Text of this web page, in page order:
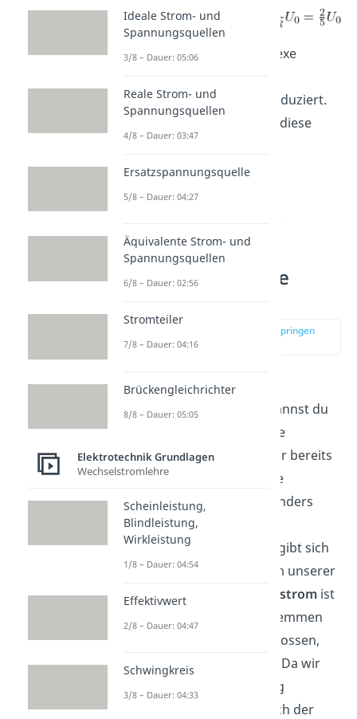
Damit hast du eine komplexe
Ersatzspannungsquelle
reduziert.
Zusammengefasst gilt für diese
Schaltung also.
Ersatzstromquelle
zur Stelle im Video springen
(03:34)
Alternativ zur
Ersatzspannungsquelle
kannst du
auch die Ersatzstromquelle
bestimmen. Wenn du zuvor bereits
die Ersatzspannungsquelle
bestimmt hast, ist es besonders
einfach. Der Strom der
Ersatzspannungsquelle ergibt sich
aus dem Kurzschlussstrom unserer
Schaltung. Der
Kurschlussstromist
der Strom, der über die Klemmen
fließt, wenn sie kurzgeschlossen,
also ideal verbunden sind. Da wir
bereits die Ersatzschaltung
bestimmt haben, ergibt sich der
Ideale Strom- und
Spannungsquellen
3/8 – Dauer: 05:06
Reale Strom- und
Spannungsquellen
4/8 – Dauer: 03:47
Ersatzspannungsquelle
5/8 – Dauer: 04:27
Äquivalente Strom- und
Spannungsquellen
6/8 – Dauer: 02:56
Stromteiler
7/8 – Dauer: 04:16
Brückengleichrichter
8/8 – Dauer: 05:05
Elektrotechnik Grundlagen
Wechselstromlehre
Scheinleistung,
Blindleistung,
Wirkleistung
1/8 – Dauer: 04:54
Effektivwert
2/8 – Dauer: 04:47
Schwingkreis
3/8 – Dauer: 04:33